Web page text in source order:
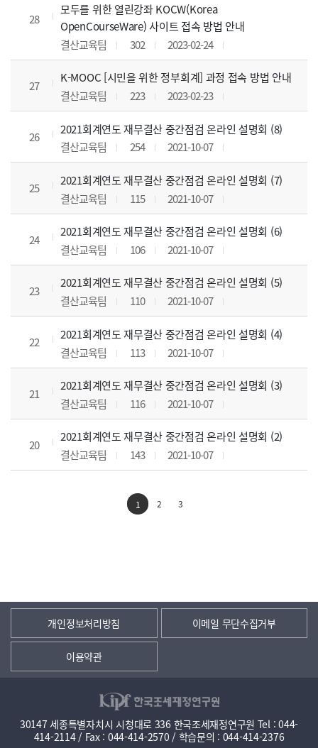
28
모두를 위한 열린강좌 KOCW(Korea
OpenCourseWare) 사이트 접속 방법 안내
결산교육팀
302 2023-02-24
27
K-MOOC [시민을 위한 정부회계] 과정 접속 방법 안내
결산교육팀
223 2023-02-23
26
2021회계연도 재무결산 중간점검 온라인 설명회 (8)
결산교육팀
254 2021-10-07
25
2021회계연도 재무결산 중간점검 온라인 설명회 (7)
결산교육팀
115 2021-10-07
24
2021회계연도 재무결산 중간점검 온라인 설명회 (6)
결산교육팀
106 2021-10-07
23
2021회계연도 재무결산 중간점검 온라인 설명회 (5)
결산교육팀
110 2021-10-07
22
2021회계연도 재무결산 중간점검 온라인 설명회 (4)
결산교육팀
113 2021-10-07
21
2021회계연도 재무결산 중간점검 온라인 설명회 (3)
결산교육팀
116 2021-10-07
20
2021회계연도 재무결산 중간점검 온라인 설명회 (2)
결산교육팀
143 2021-10-07
1 2 3
개인정보처리방침 이메일 무단수집거부
이용약관
30147 세종특별자치시 시청대로 336 한국조세재정연구원 Tel : 044-
414-2114 / Fax : 044-414-2570 / 학습문의 : 044-414-2376